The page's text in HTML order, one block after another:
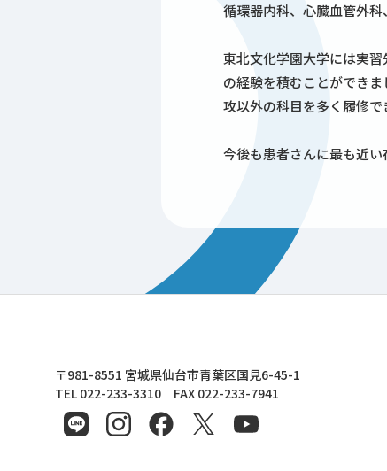
循環器内科、心臓血管外科
東北文化学園大学には実
の経験を積むことができ
攻以外の科目を多く履修で
今後も患者さんに最も近
東北文化学園大学
〒981-8551 宮城県仙台市青葉区国見6-45-1
TEL 022-233-3310 FAX 022-233-7941